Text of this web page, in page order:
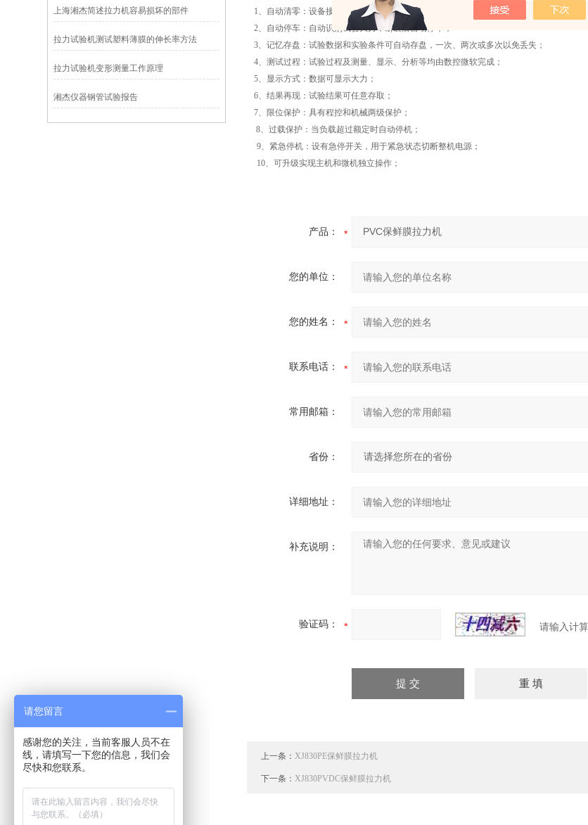
上海湘杰简述拉力机容易损坏的部件
拉力试验机测试塑料薄膜的伸长率方法
拉力试验机变形测量工作原理
湘杰仪器钢管试验报告
1、自动清零：设备接到指令，测量系统便自动清零；
2、自动停车：自动识别试验大力，断裂后自动停车；
3、记忆存盘：试验数据和实验条件可自动存盘，一次、两次或多次以免丢失；
4、测试过程：试验过程及测量、显示、分析等均由数控微软完成；
5、显示方式：数据可显示大力；
6、结果再现：试验结果可任意存取；
7、限位保护：具有程控和机械两级保护；
8、过载保护：当负载超过额定时自动停机；
9、紧急停机：设有急停开关，用于紧急状态切断整机电源；
10、可升级实现主机和微机独立操作；
产品：
您的单位：
您的姓名：
联系电话：
常用邮箱：
省份：
详细地址：
补充说明：
验证码： 请输入计
上一条：XJ830PE保鲜膜拉力机
下一条：XJ830PVDC保鲜膜拉力机
请您留言
感谢您的关注，当前客服人员不在
线，请填写一下您的信息，我们会
尽快和您联系。